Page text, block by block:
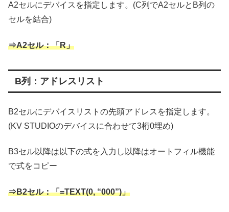
A2セルにデバイスを指定します。(C列でA2セルとB列の
セルを結合)
⇒A2セル：「R」
B列：アドレスリスト
B2セルにデバイスリストの先頭アドレスを指定します。
(KV STUDIOのデバイスに合わせて3桁0埋め)
B3セル以降は以下の式を入力し以降はオートフィル機能
で式をコピー
⇒B2セル：「=TEXT(0, “000”)」